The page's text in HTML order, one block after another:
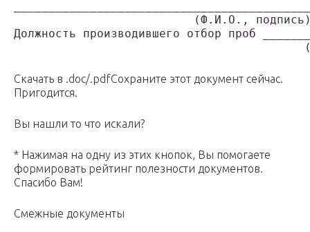
(Ф.И.О.,
Должность производившего отбор проб
Скачать в .doc/.pdfСохраните этот документ сейчас.
Пригодится.
Вы нашли то что искали?
* Нажимая на одну из этих кнопок, Вы помогаете
формировать рейтинг полезности документов.
Спасибо Вам!
Смежные документы